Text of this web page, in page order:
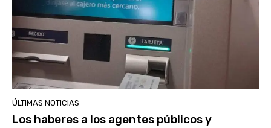
ÚLTIMAS NOTICIAS
Los haberes a los agentes públicos y